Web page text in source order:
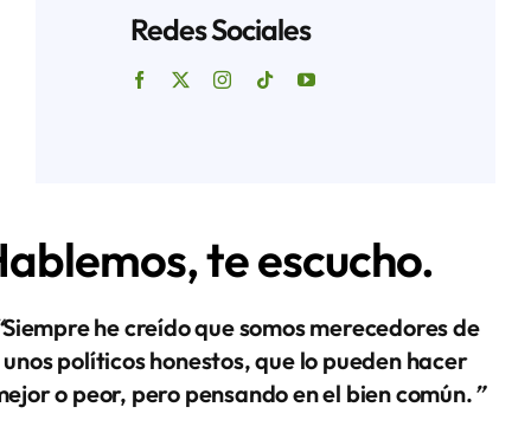
Redes Sociales
te escucho.
Siempre he creído que somos merecedores de
unos políticos honestos, que lo pueden hacer
o peor, pero pensando en el bien común.”